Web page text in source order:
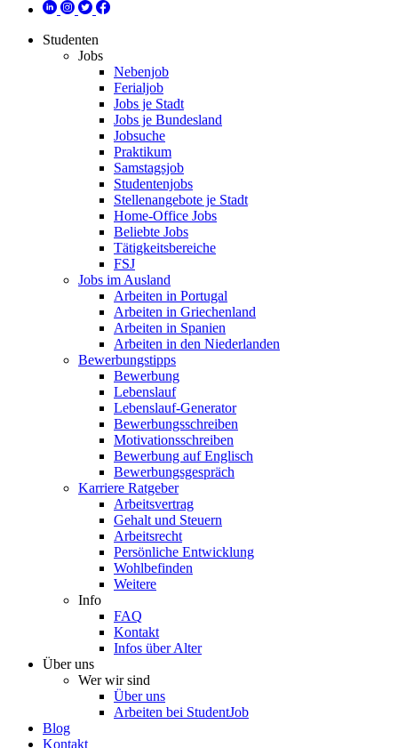
Studenten
Jobs
Nebenjob
Ferialjob
Jobs je Stadt
Jobs je Bundesland
Jobsuche
Praktikum
Samstagsjob
Studentenjobs
Stellenangebote je Stadt
Home-Office Jobs
Beliebte Jobs
Tätigkeitsbereiche
FSJ
Jobs im Ausland
Arbeiten in Portugal
Arbeiten in Griechenland
Arbeiten in Spanien
Arbeiten in den Niederlanden
Bewerbungstipps
Bewerbung
Lebenslauf
Lebenslauf-Generator
Bewerbungsschreiben
Motivationsschreiben
Bewerbung auf Englisch
Bewerbungsgespräch
Karriere Ratgeber
Arbeitsvertrag
Gehalt und Steuern
Arbeitsrecht
Persönliche Entwicklung
Wohlbefinden
Weitere
Info
FAQ
Kontakt
Infos über Alter
Über uns
Wer wir sind
Über uns
Arbeiten bei StudentJob
Blog
Kontakt